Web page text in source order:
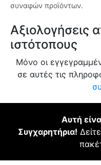
συναφών προϊόντων.
Αξιολογήσεις
ιστότοπους
Μόνο οι
σε αυτές τις
Αυτή
Συγχαρητήρια!